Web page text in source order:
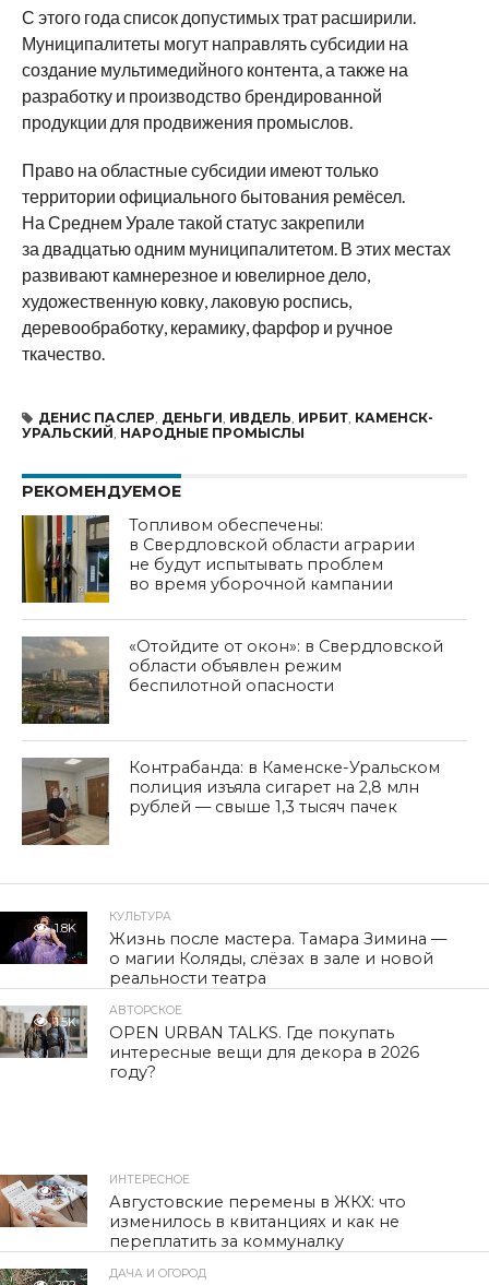
С этого года список допустимых трат расширили.
Муниципалитеты могут направлять субсидии на
создание мультимедийного контента, а также на
разработку и производство брендированной
продукции для продвижения промыслов.
Право на областные субсидии имеют только
территории официального бытования ремёсел.
На Среднем Урале такой статус закрепили
за двадцатью одним муниципалитетом. В этих местах
развивают камнерезное и ювелирное дело,
художественную ковку, лаковую роспись,
деревообработку, керамику, фарфор и ручное
ткачество.
ДЕНИС ПАСЛЕР ДЕНЬГИ ИВДЕЛЬ ИРБИТ, КАМЕНСК-
УРАЛЬСКИЙ НАРОДНЫЕ ПРОМЫСЛЫ
РЕКОМЕНДУЕМОЕ
Топливом обеспечены:
в Свердловской области аграрии
не будут испытывать проблем
во время уборочной кампании
«Отойдите от окон»: в Свердловской
области объявлен режим
беспилотной опасности
Контрабанда: в Каменске-Уральском
полиция изъяла сигарет на 2,8 млн
рублей — свыше 1,3 тысяч пачек
1.8K
КУЛЬТУРА
Жизнь после мастера. Тамара Зимина —
о магии Коляды, слёзах в зале и новой
реальности театра
1.5K
АВТОРСКОЕ
OPEN URBAN TALKS. Где покупать
интересные вещи для декора в 2026
году?
301
ИНТЕРЕСНОЕ
Августовские перемены в ЖКХ: что
изменилось в квитанциях и как не
переплатить за коммуналку
ДАЧА И ОГОРОД